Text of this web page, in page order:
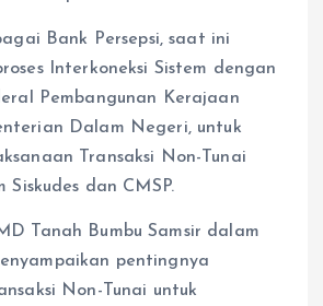
Bank Persepsi, saat ini
Interkoneksi Sistem dengan
Pembangunan Kerajaan
Dalam Negeri, untuk
Transaksi Non-Tunai
dan CMSP.
Tanah Bumbu Samsir dalam
pentingnya
Non-Tunai untuk